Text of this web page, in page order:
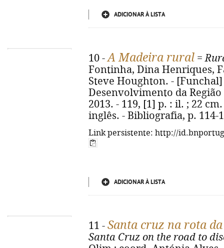
ADICIONAR À LISTA
10 -A Madeira rural =
Fontinha, Dina Henriques,
Steve Houghton. -
Desenvolvimento da
2013. - 119, [1] p. : il. ; 22
inglês. - Bibliografia, p. 114-
Link persistente: http://
ADICIONAR À LISTA
11 - Santa cruz na rota
Santa Cruz on the road to